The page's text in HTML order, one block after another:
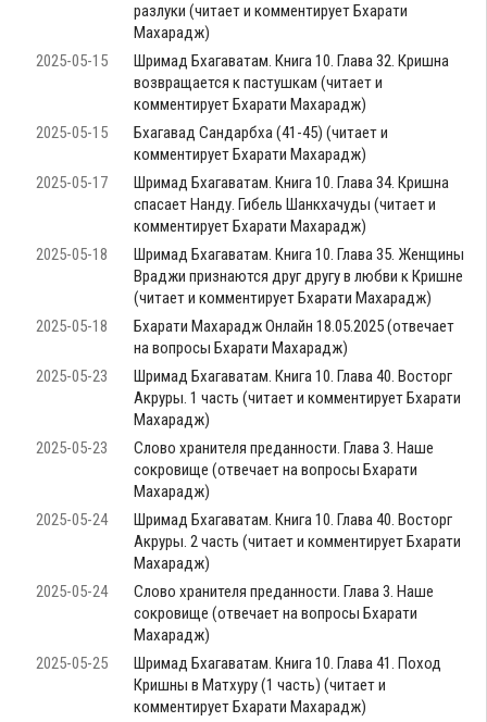
разлуки (читает и комментирует Бхарати
Махарадж)
2025-05-15
Шримад Бхагаватам. Книга 10. Глава 32. Кришна
возвращается к пастушкам (читает и
комментирует Бхарати Махарадж)
2025-05-15
Бхагавад Сандарбха (41-45) (читает и
комментирует Бхарати Махарадж)
2025-05-17
Шримад Бхагаватам. Книга 10. Глава 34. Кришна
спасает Нанду. Гибель Шанкхачуды (читает и
комментирует Бхарати Махарадж)
2025-05-18
Шримад Бхагаватам. Книга 10. Глава 35. Женщины
Враджи признаются друг другу в любви к Кришне
(читает и комментирует Бхарати Махарадж)
2025-05-18
Бхарати Махарадж Онлайн 18.05.2025 (отвечает
на вопросы Бхарати Махарадж)
2025-05-23
Шримад Бхагаватам. Книга 10. Глава 40. Восторг
Акруры. 1 часть (читает и комментирует Бхарати
Махарадж)
2025-05-23
Слово хранителя преданности. Глава 3. Наше
сокровище (отвечает на вопросы Бхарати
Махарадж)
2025-05-24
Шримад Бхагаватам. Книга 10. Глава 40. Восторг
Акруры. 2 часть (читает и комментирует Бхарати
Махарадж)
2025-05-24
Слово хранителя преданности. Глава 3. Наше
сокровище (отвечает на вопросы Бхарати
Махарадж)
2025-05-25
Шримад Бхагаватам. Книга 10. Глава 41. Поход
Кришны в Матхуру (1 часть) (читает и
комментирует Бхарати Махарадж)